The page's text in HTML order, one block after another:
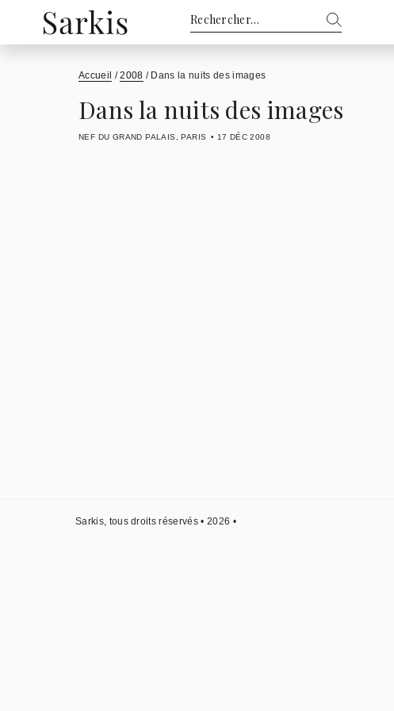
Rechercher :
Accueil /2008 / Dans la nuits des images
Dans la nuits des images
NEF DU GRAND PALAIS, PARIS 17 DÉC 2008
Sarkis, tous droits réservés • 2026 •